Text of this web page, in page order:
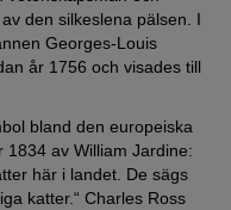
den silkeslena pälsen. I
Georges-Louis
år 1756 och visades till
bland den europeiska
av William Jardine:
här i landet. De sägs
katter.“ Charles Ross